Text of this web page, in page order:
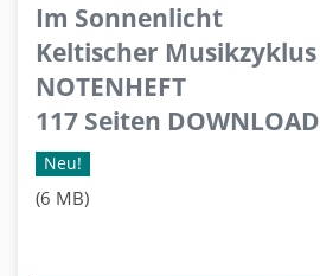
Im Sonnenlicht
Keltischer Musikzyklus
NOTENHEFT
117 Seiten DOWNLOAD
Neu!
(6 MB)